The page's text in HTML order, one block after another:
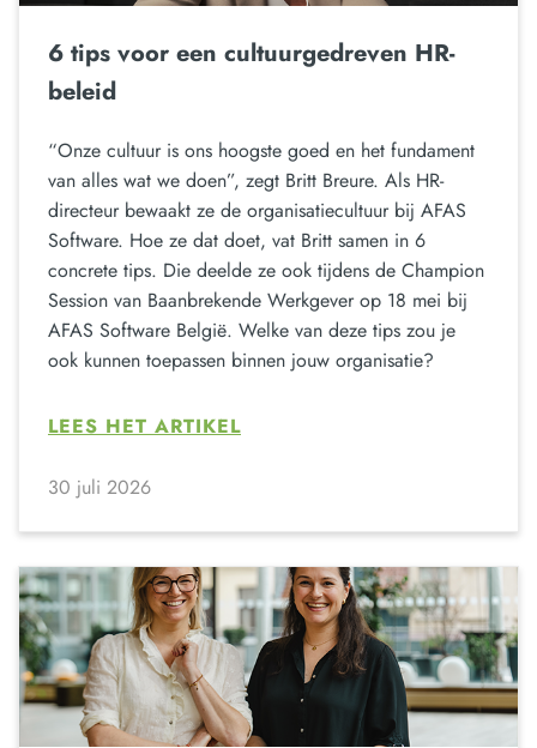
6 tips voor een cultuurgedreven HR-
beleid
“Onze cultuur is ons hoogste goed en het fundament
van alles wat we doen”, zegt Britt Breure. Als HR-
directeur bewaakt ze de organisatiecultuur bij AFAS
Software. Hoe ze dat doet, vat Britt samen in 6
concrete tips. Die deelde ze ook tijdens de Champion
Session van Baanbrekende Werkgever op 18 mei bij
AFAS Software België. Welke van deze tips zou je
ook kunnen toepassen binnen jouw organisatie?
LEES HET ARTIKEL
30 juli 2026